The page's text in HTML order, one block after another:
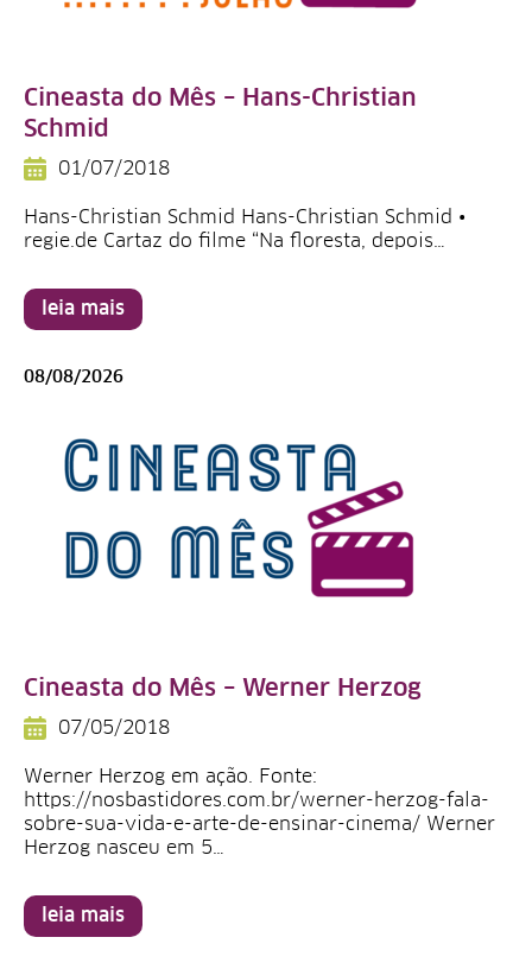
Cineasta do Mês – Hans-Christian
Schmid
01/07/2018
Hans-Christian Schmid Hans-Christian Schmid •
regie.de Cartaz do filme “Na floresta, depois…
leia mais
08/08/2026
Cineasta do Mês – Werner Herzog
07/05/2018
Werner Herzog em ação. Fonte:
https://nosbastidores.com.br/werner-herzog-fala-
sobre-sua-vida-e-arte-de-ensinar-cinema/ Werner
Herzog nasceu em 5…
leia mais